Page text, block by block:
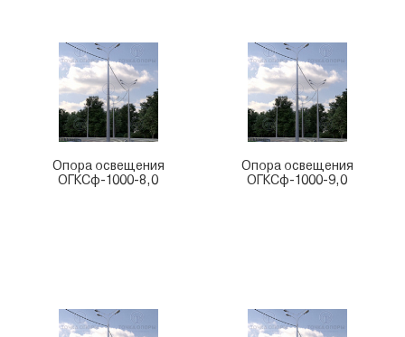
Опора освещения
ОГКСф-1000-8,0
Опора освещения
ОГКСф-1000-9,0